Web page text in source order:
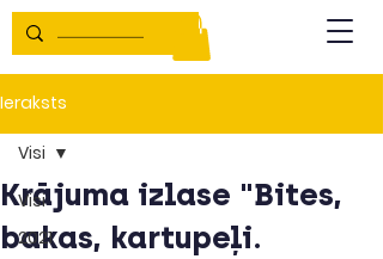
Ieraksts
Visi
2021
Visi
Krājuma izlase "Bites,
bakas, kartupeļi.